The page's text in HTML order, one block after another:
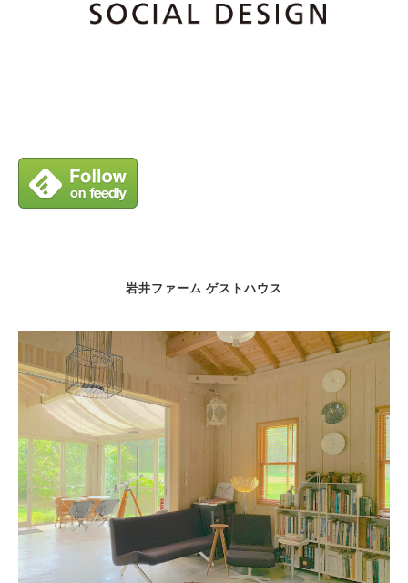
岩井ファーム ゲストハウス